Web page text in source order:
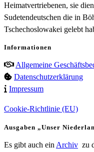
Heimatvertriebenen, sie
Sudetendeutschen die in
Tschechoslowakei gelebt
Informationen
Allgemeine
Datenschutzerklärung
Impressum
Cookie-Richtlinie (EU)
Ausgaben „Unser
Es gibt auch ein Archiv zu